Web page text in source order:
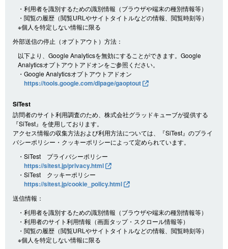
・利用者を識別するための識別情報（ブラウザや端末の種別情報等）
・閲覧の履歴（閲覧URLやサイトタイトルなどの情報、閲覧時刻等）
※個人を特定しない情報に限る
外部送信の停止（オプトアウト）方法：
以下より、Google Analyticsを無効にすることができます。Google
Analyticsオプトアウトアドオンをご参照ください。
・Google Analyticsオプトアウトアドオン
https://tools.google.com/dlpage/gaoptout
SiTest
訪問者のサイト利用調査のため、株式会社グラッドキューブが提供する
『SiTest』を使用しております。
アクセス情報の収集方法および利用方法については、『SiTest』のプライ
バシーポリシー・クッキーポリシーによって定められています。
・SiTest プライバシーポリシー
https://sitest.jp/privacy.html
・SiTest クッキーポリシー
https://sitest.jp/cookie_policy.html
送信情報：
・利用者を識別するための識別情報（ブラウザや端末の種別情報等）
・利用者のサイト利用情報（画面タップ・スクロール情報等）
・閲覧の履歴（閲覧URLやサイトタイトルなどの情報、閲覧時刻等）
※個人を特定しない情報に限る